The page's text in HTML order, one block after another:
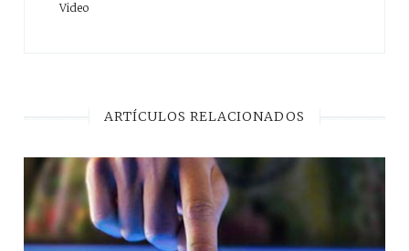
Video
ARTÍCULOS RELACIONADOS